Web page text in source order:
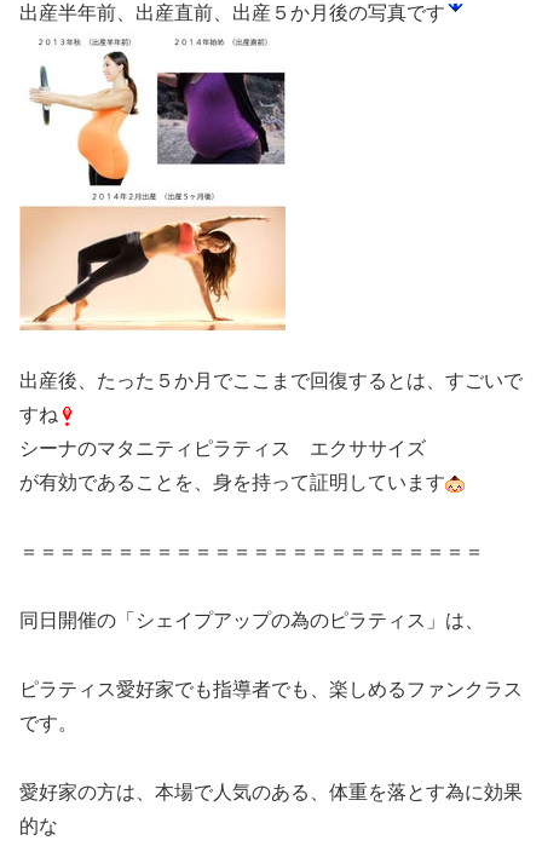
出産半年前、出産直前、出産５か月後の写真です
出産後、たった５か月でここまで回復するとは、すごいで
すね
シーナのマタニティピラティス エクササイズ
が有効であることを、身を持って証明しています
＝＝＝＝＝＝＝＝＝＝＝＝＝＝＝＝＝＝＝＝＝＝＝＝
同日開催の「シェイプアップの為のピラティス」は、
ピラティス愛好家でも指導者でも、楽しめるファンクラス
です。
愛好家の方は、本場で人気のある、体重を落とす為に効果
的な